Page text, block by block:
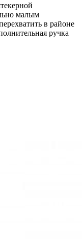
малым
в районе
ручка